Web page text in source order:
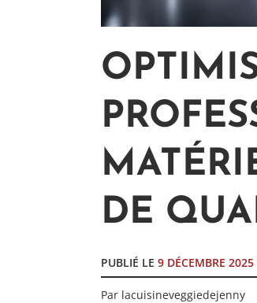
DE
PUBLIÉ LE 9 DÉCEMBRE 2025
Par lacuisineveggiedejenny